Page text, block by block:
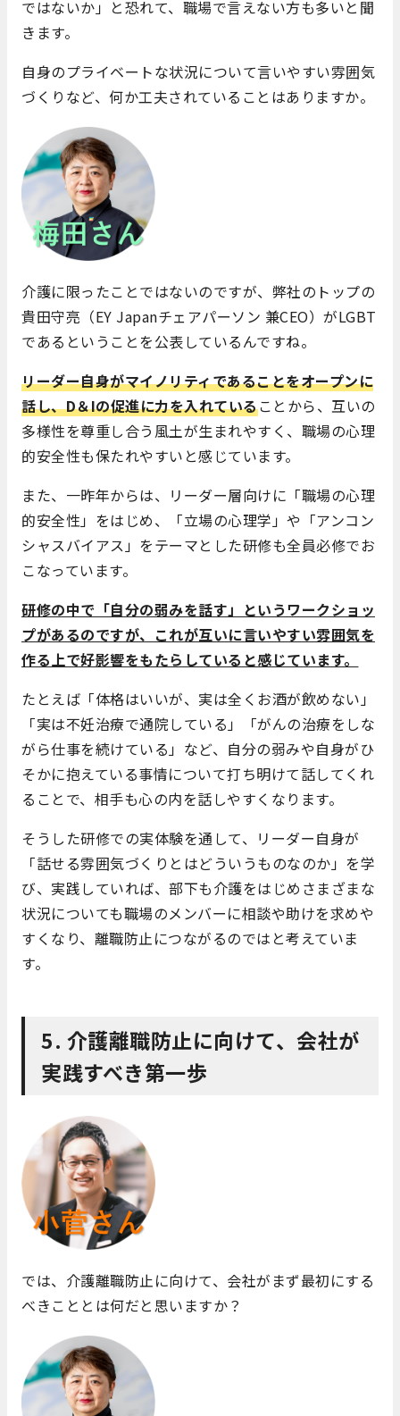
ではないか」と恐れて、職場で言えない方も多いと聞
きます。
自身のプライベートな状況について言いやすい雰囲気
づくりなど、何か工夫されていることはありますか。
介護に限ったことではないのですが、弊社のトップの
貴田守亮（EY Japanチェアパーソン 兼CEO）がLGBT
であるということを公表しているんですね。
リーダー自身がマイノリティであることをオープンに
話し、D＆Iの促進に力を入れていることから、互いの
多様性を尊重し合う風土が生まれやすく、職場の心理
的安全性も保たれやすいと感じています。
また、一昨年からは、リーダー層向けに「職場の心理
的安全性」をはじめ、「立場の心理学」や「アンコン
シャスバイアス」をテーマとした研修も全員必修でお
こなっています。
研修の中で「自分の弱みを話す」というワークショッ
プがあるのですが、これが互いに言いやすい雰囲気を
作る上で好影響をもたらしていると感じています。
たとえば「体格はいいが、実は全くお酒が飲めない」
「実は不妊治療で通院している」「がんの治療をしな
がら仕事を続けている」など、自分の弱みや自身がひ
そかに抱えている事情について打ち明けて話してくれ
ることで、相手も心の内を話しやすくなります。
そうした研修での実体験を通して、リーダー自身が
「話せる雰囲気づくりとはどういうものなのか」を学
び、実践していれば、部下も介護をはじめさまざまな
状況についても職場のメンバーに相談や助けを求めや
すくなり、離職防止につながるのではと考えていま
す。
5. 介護離職防止に向けて、会社が
実践すべき第一歩
では、介護離職防止に向けて、会社がまず最初にする
べきこととは何だと思いますか？